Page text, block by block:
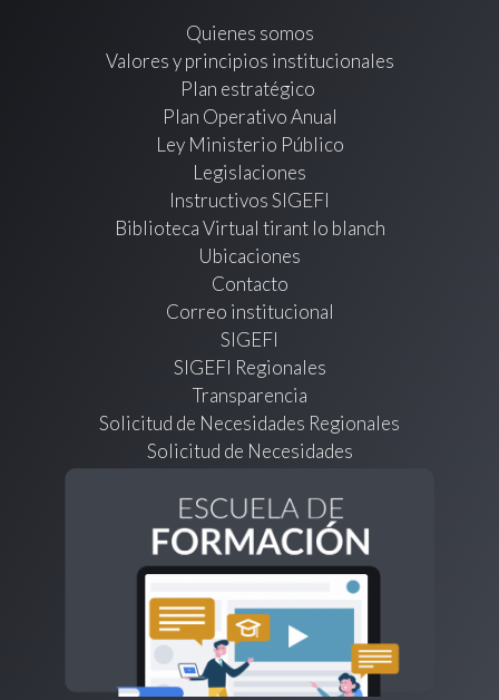
Quienes somos
Valores y principios institucionales
Plan estratégico
Plan Operativo Anual
Ley Ministerio Público
Legislaciones
Instructivos SIGEFI
Biblioteca Virtual tirant lo blanch
Ubicaciones
Contacto
Correo institucional
SIGEFI
SIGEFI Regionales
Transparencia
Solicitud de Necesidades Regionales
Solicitud de Necesidades